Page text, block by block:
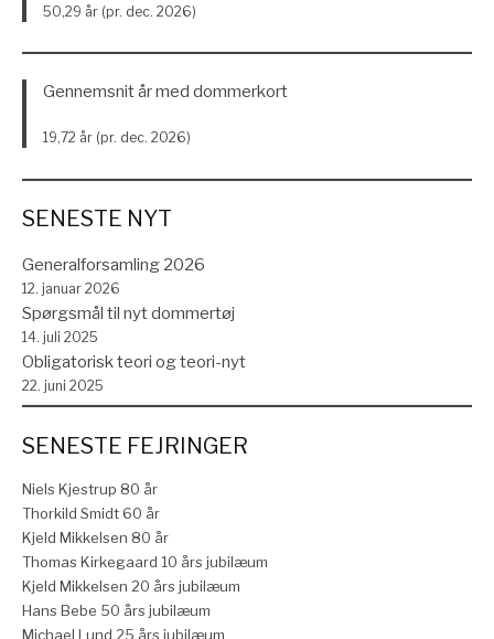
50,29 år (pr. dec. 2026)
Gennemsnit år med dommerkort
19,72 år (pr. dec. 2026)
SENESTE NYT
Generalforsamling 2026
12. januar 2026
Spørgsmål til nyt dommertøj
14. juli 2025
Obligatorisk teori og teori-nyt
22. juni 2025
SENESTE FEJRINGER
Niels Kjestrup 80 år
Thorkild Smidt 60 år
Kjeld Mikkelsen 80 år
Thomas Kirkegaard 10 års jubilæum
Kjeld Mikkelsen 20 års jubilæum
Hans Bebe 50 års jubilæum
Michael Lund 25 års jubilæum